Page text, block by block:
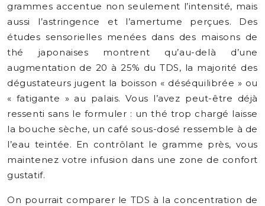
grammes accentue non seulement l’intensité, mais
aussi l’astringence et l’amertume perçues. Des
études sensorielles menées dans des maisons de
thé japonaises montrent qu’au-delà d’une
augmentation de 20 à 25% du TDS, la majorité des
dégustateurs jugent la boisson « déséquilibrée » ou
« fatigante » au palais. Vous l’avez peut-être déjà
ressenti sans le formuler : un thé trop chargé laisse
la bouche sèche, un café sous-dosé ressemble à de
l’eau teintée. En contrôlant le gramme près, vous
maintenez votre infusion dans une zone de confort
gustatif.
On pourrait comparer le TDS à la concentration de